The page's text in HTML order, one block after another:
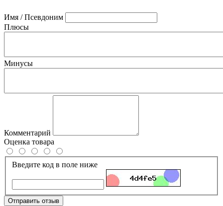
Имя / Псевдоним
Плюсы
Минусы
Комментарий
Оценка товара
Введите код в поле ниже
Отправить отзыв